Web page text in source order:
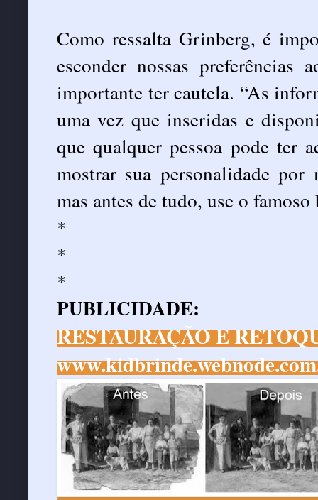
Como ressalta Grinberg, é
esconder nossas preferências
importante ter cautela. “As
uma vez que inseridas e
que qualquer pessoa pode ter
mostrar sua personalidade por
mas antes de tudo, use o
*
*
*
PUBLICIDADE:
RESTAURAÇÃO E